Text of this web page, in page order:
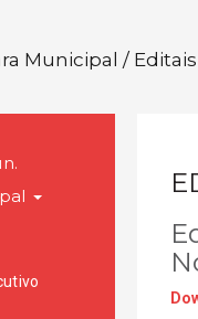
Municipal / Editais